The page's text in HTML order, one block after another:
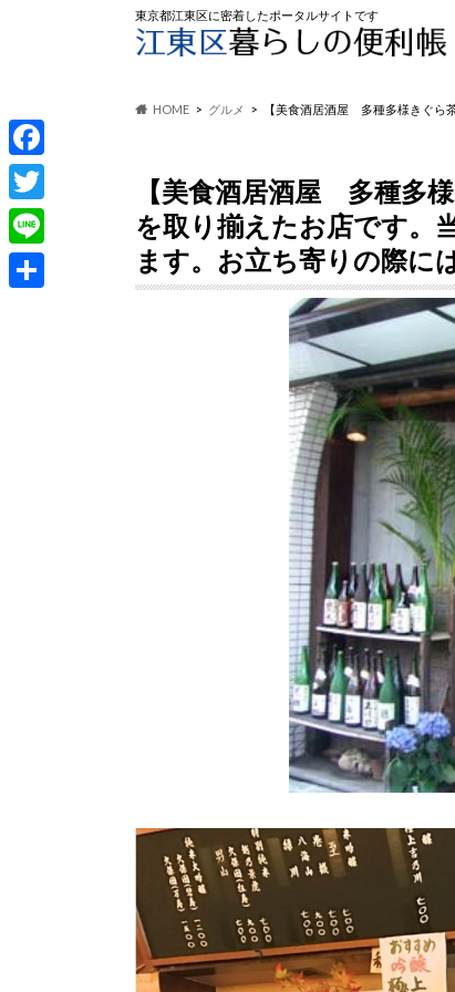
東京都江東区に密着したポータルサイトです
HOME グルメ 【美食酒居酒屋 多種多様きぐら
【美食酒居酒屋 多種多
を取り揃えたお店です。
ます。お立ち寄りの際に
F
a
c
e
T
w
i
L